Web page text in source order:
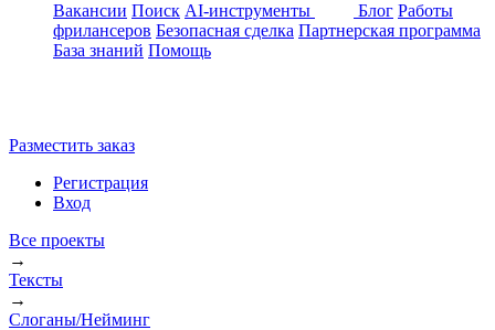
Вакансии Поиск AI-инструменты Блог Работы
фрилансеров Безопасная сделка Партнерская программа
База знаний Помощь
Разместить заказ
Регистрация
Вход
Все проекты
→
Тексты
→
Слоганы/Нейминг